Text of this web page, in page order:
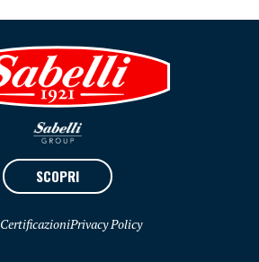
SCOPRI
CertificazioniPrivacy Policy